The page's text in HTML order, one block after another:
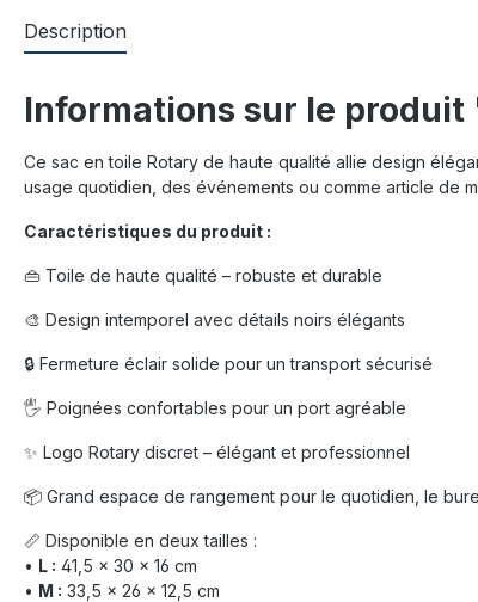
Description
Informations sur le
Ce sac en toile Rotary de haute qualité allie design
usage quotidien, des événements ou comme article de
Caractéristiques du produit :
👜 Toile de haute qualité – robuste et durable
🎨 Design intemporel avec détails noirs élégants
🔒 Fermeture éclair solide pour un transport sécurisé
🖐️ Poignées confortables pour un port agréable
✨ Logo Rotary discret – élégant et professionnel
📦 Grand espace de rangement pour le quotidien, le
📏 Disponible en deux tailles :
• L : 41,5 × 30 × 16 cm
• M : 33,5 × 26 × 12,5 cm